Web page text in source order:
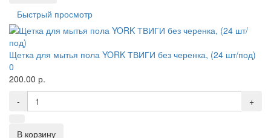
Быстрый просмотр
Щетка для мытья пола YORK ТВИГИ без черенка, (24 шт/под)
0
200.00 р.
-
+
В корзину